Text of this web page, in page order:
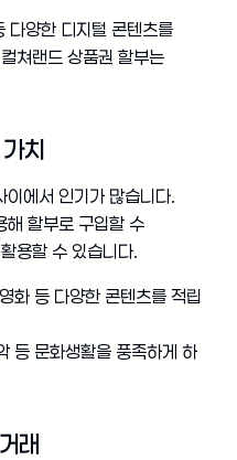
다양한 디지털 콘텐츠를
쳐랜드 상품권 할부는
치
이에서 인기가 많습니다.
해 할부로 구입할 수
용할 수 있습니다.
화 등 다양한 콘텐츠를 적립
등 문화생활을 풍족하게 하
래